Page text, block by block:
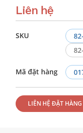
Liên hệ
SKU
Mã đặt hàng
LIÊN HỆ ĐẶT HÀNG